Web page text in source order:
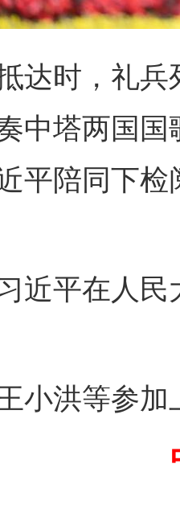
时，礼兵
中塔两国
平陪同下
平在人民
洪等参加